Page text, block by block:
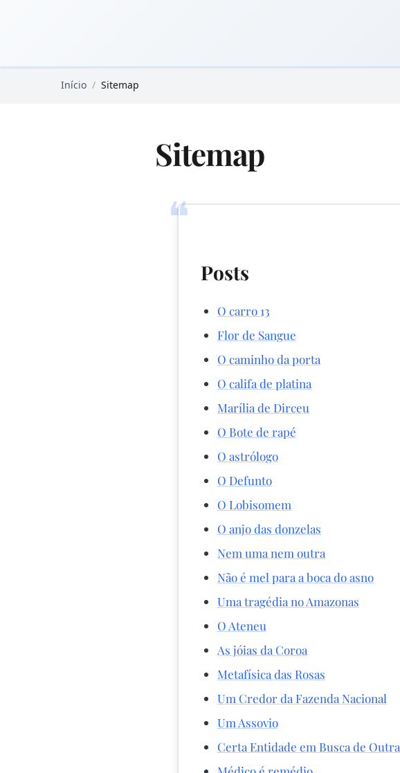
Início / Sitemap
Sitemap
❝
Posts
O carro 13
Flor de Sangue
O caminho da porta
O califa de platina
Marília de Dirceu
O Bote de rapé
O astrólogo
O Defunto
O Lobisomem
O anjo das donzelas
Nem uma nem outra
Não é mel para a boca do asno
Uma tragédia no Amazonas
O Ateneu
As jóias da Coroa
Metafísica das Rosas
Um Credor da Fazenda Nacional
Um Assovio
Certa Entidade em Busca de Outra